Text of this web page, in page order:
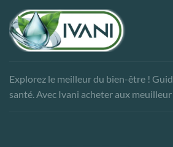
Explorez le meilleur du bien-être !
santé. Avec Ivani acheter aux